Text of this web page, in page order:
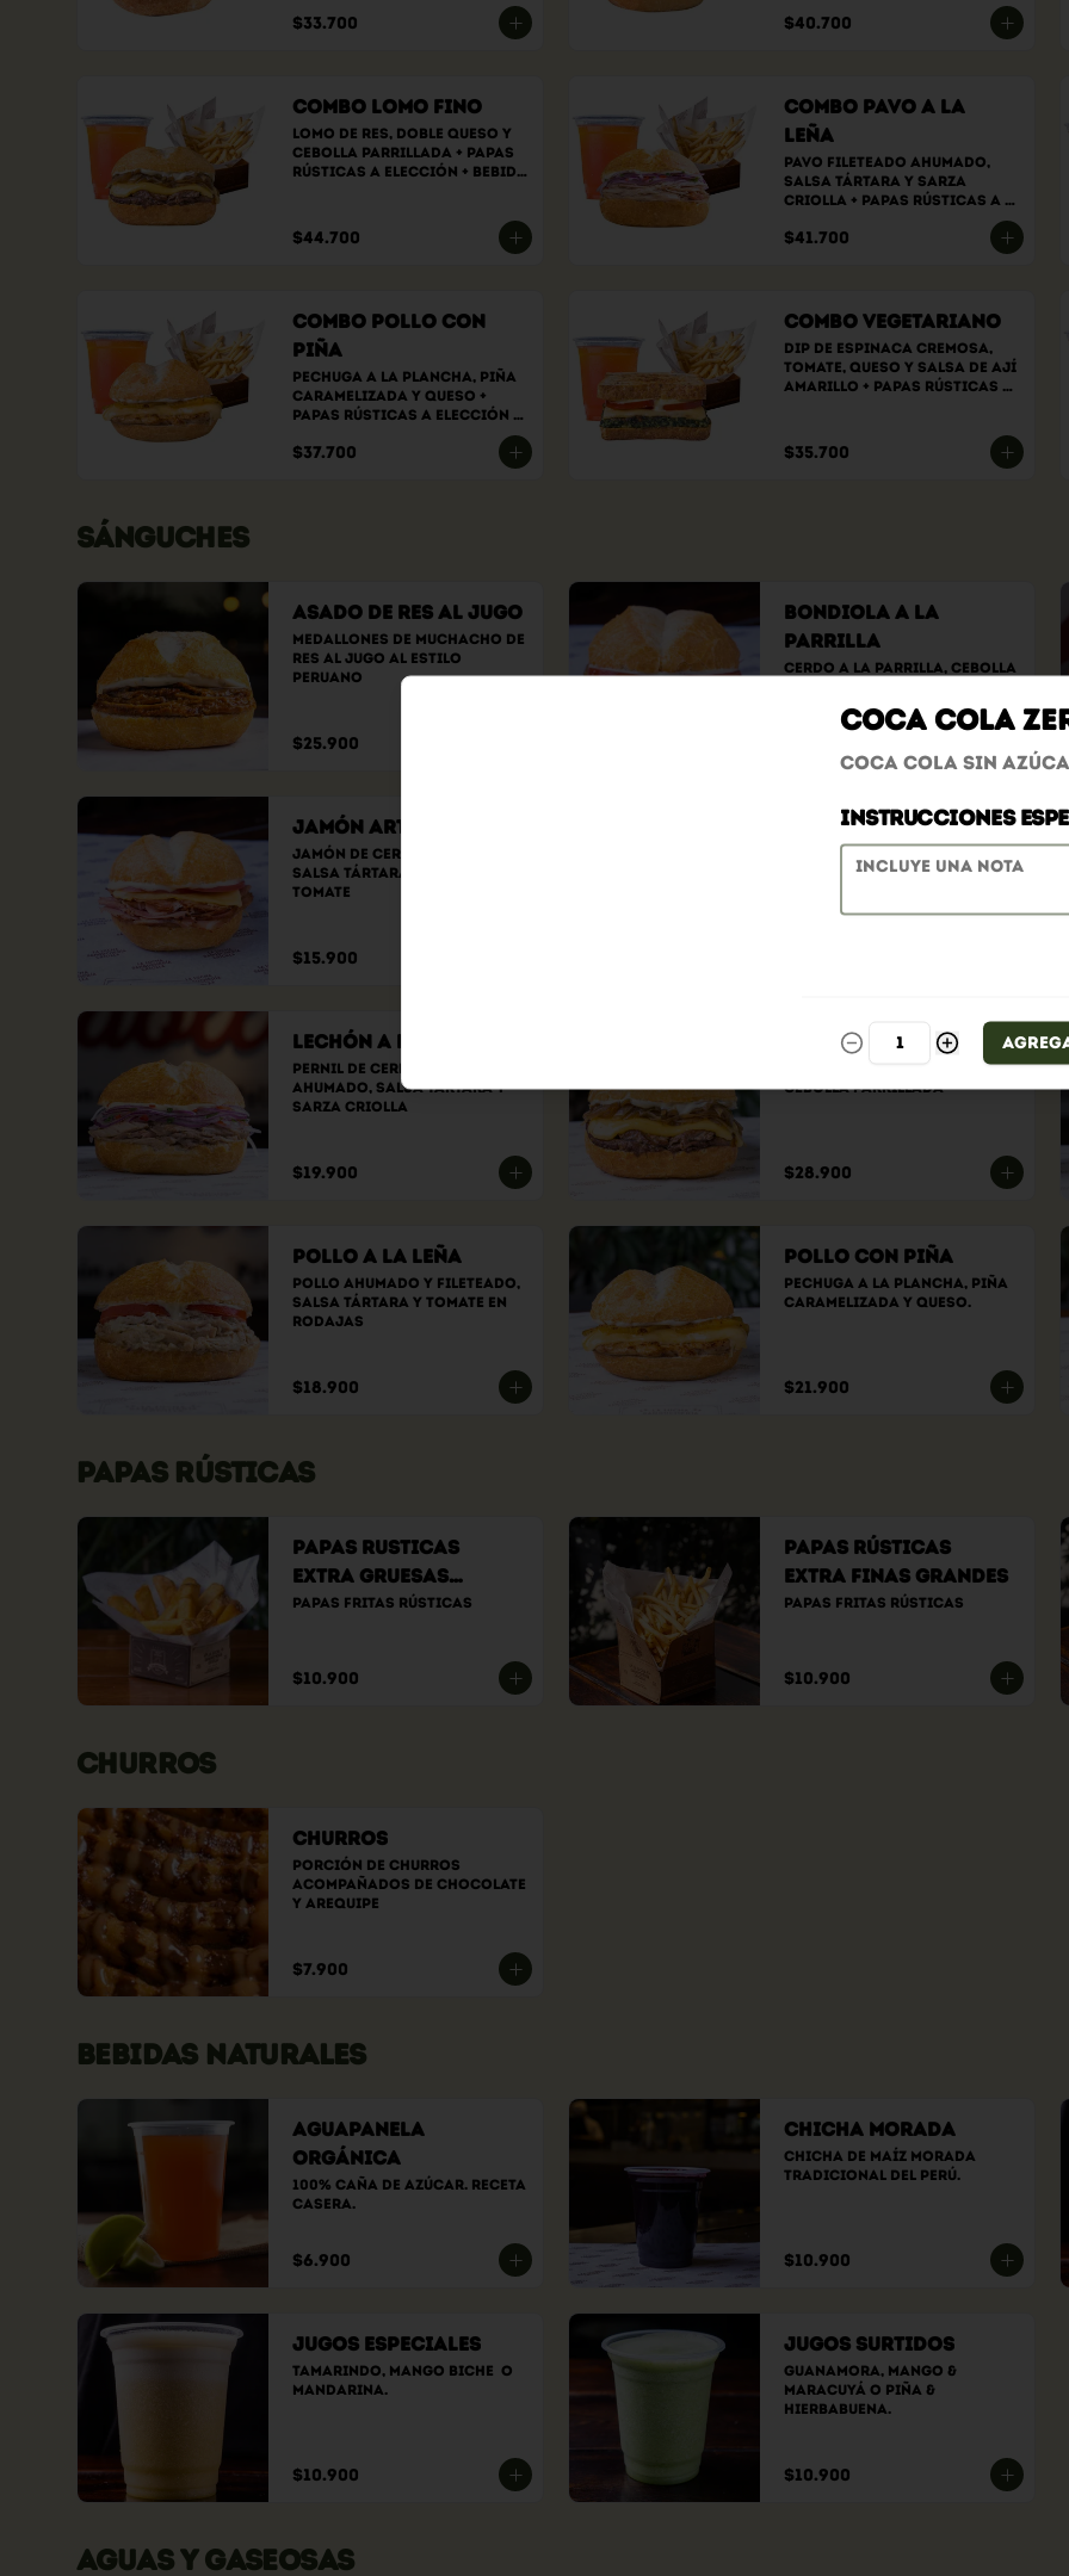
$33.700 $40.700
Combo Lomo Fino
Lomo de res, doble queso y
cebolla parrillada + papas
rústicas a elección + bebida
$44.700
Combo Pavo a la
Leña
Pavo fileteado ahumado,
salsa tártara y sarza
criolla + papas rústicas a
elección + bebida a elección
$41.700
Combo Pollo con
Piña
Pechuga a la plancha, piña
caramelizada y queso +
papas rústicas a elección +
$37.700
Combo Vegetariano
Dip de espinaca cremosa,
tomate, queso y salsa de ají
amarillo + papas rústicas a
$35.700
SÁNGUCHES
Asado de Res al Jugo
Medallones de muchacho de
res al jugo al estilo
peruano
$25.900
Bondiola a la
Parrilla
Cerdo a la parrilla, cebolla
tártara clásica.
Jamón Artesanal
Jamón de cerdo ahumado,
salsa tártara, queso y
tomate
$15.900
Jamón Hawaiano
piña caramelizada y queso
Lechón a la Leña
Pernil de cerdo fileteado
ahumado, Salsa tártara y
sarza criolla
$19.900
Lomo Fino
Lomo de res, doble queso y
cebolla parrillada
$28.900
Pollo a la Leña
Pollo ahumado y fileteado,
Salsa tártara y tomate en
rodajas
$18.900
Pollo con Piña
Pechuga a la plancha, piña
caramelizada y queso.
$21.900
PAPAS RÚSTICAS
Papas Rusticas
Extra Gruesas
(Único tamaño)
Papas fritas rústicas
$10.900
Papas Rústicas
Extra Finas Grandes
Papas fritas rústicas
$10.900
CHURROS
Churros
Porción de churros
acompañados de chocolate
y arequipe
$7.900
BEBIDAS NATURALES
Aguapanela
Orgánica
100% caña de azúcar. Receta
casera.
$6.900
Chicha Morada
Chicha de maíz morada
tradicional del Perú.
$10.900
Jugos Especiales
Tamarindo, Mango Biche  O
Mandarina.
$10.900
Jugos Surtidos
GuanaMora, Mango &
Maracuyá o Piña &
Hierbabuena.
$10.900
AGUAS Y GASEOSAS
Coca Cola
Coca cola sin
Instrucciones